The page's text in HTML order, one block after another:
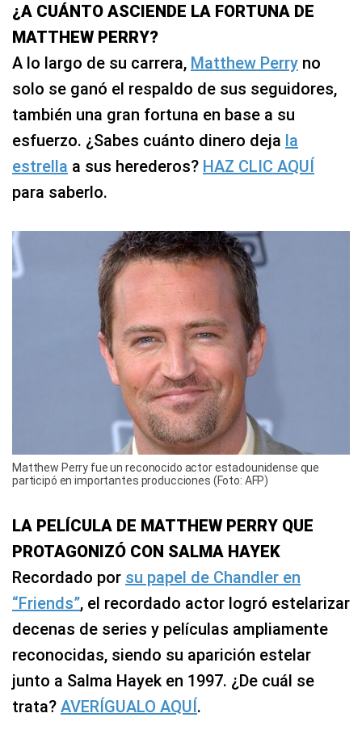
¿A CUÁNTO ASCIENDE LA FORTUNA DE
MATTHEW PERRY?
A lo largo de su carrera, Matthew Perry no
solo se ganó el respaldo de sus seguidores,
también una gran fortuna en base a su
esfuerzo. ¿Sabes cuánto dinero deja la
estrella a sus herederos? HAZ CLIC AQUÍ
para saberlo.
Matthew Perry fue un reconocido actor estadounidense que
participó en importantes producciones (Foto: AFP)
LA PELÍCULA DE MATTHEW PERRY QUE
PROTAGONIZÓ CON SALMA HAYEK
Recordado por su papel de Chandler en
“Friends”, el recordado actor logró estelarizar
decenas de series y películas ampliamente
reconocidas, siendo su aparición estelar
junto a Salma Hayek en 1997. ¿De cuál se
trata? AVERÍGUALO AQUÍ.